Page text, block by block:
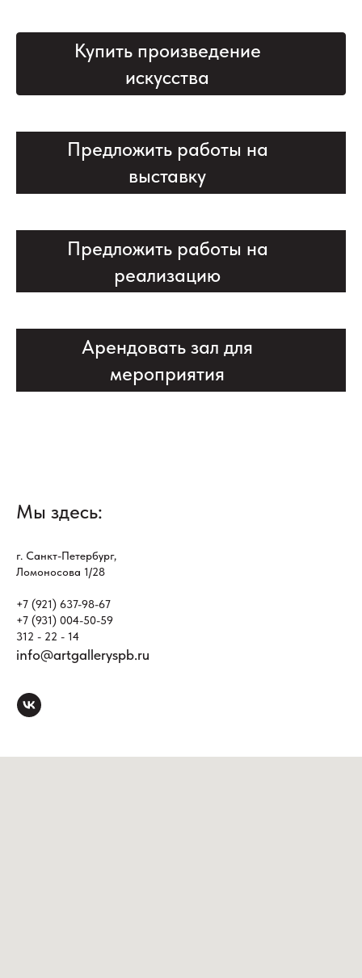
Купить произведение
искусства
Предложить работы на
выставку
Предложить работы на
реализацию
Арендовать зал для
мероприятия
Мы здесь:
г. Санкт-Петербург,
Ломоносова 1/28
+7 (921) 637-98-67
+7 (931) 004-50-59
312 - 22 - 14
info@artgalleryspb.ru